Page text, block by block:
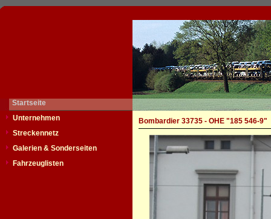
Startseite
Unternehmen
Streckennetz
Galerien & Sonderseiten
Fahrzeuglisten
Bombardier 33735 - OHE "185 546-9"